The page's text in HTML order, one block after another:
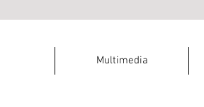
Multimedia